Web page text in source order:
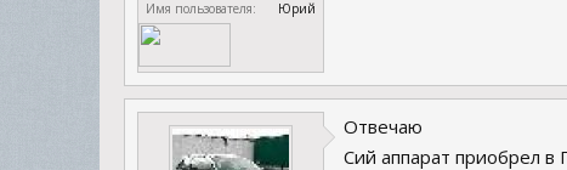
Имя пользователя:
Юрий
Отвечаю
Сий аппарат приобрел в